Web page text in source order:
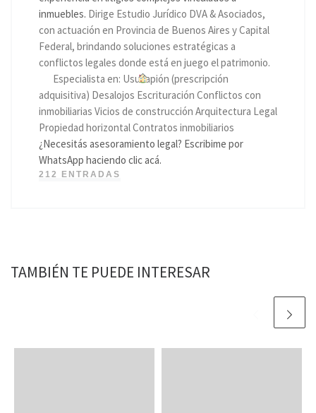
inmuebles. Dirige Estudio Jurídico DVA & Asociados,
con actuación en Provincia de Buenos Aires y Capital
Federal, brindando soluciones estratégicas a
conflictos legales donde está en juego el patrimonio.
Especialista en: Usucapión (prescripción
adquisitiva) Desalojos Escrituración Conflictos con
inmobiliarias Vicios de construcción Arquitectura Legal
Propiedad horizontal Contratos inmobiliarios
¿Necesitás asesoramiento legal? Escribime por
WhatsApp haciendo clic acá.
212 ENTRADAS
TAMBIÉN TE PUEDE INTERESAR